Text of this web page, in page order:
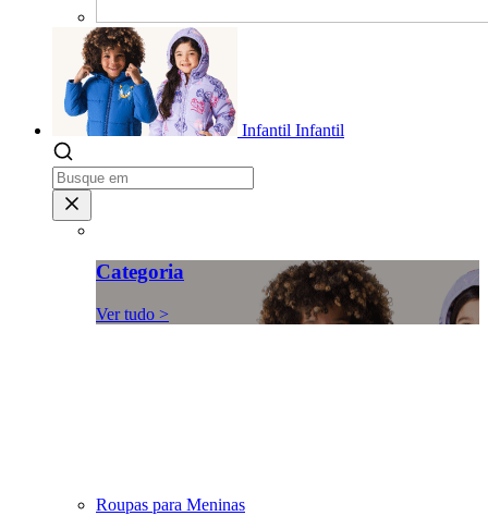
Infantil Infantil
Categoria
Ver tudo >
Roupas para Meninas